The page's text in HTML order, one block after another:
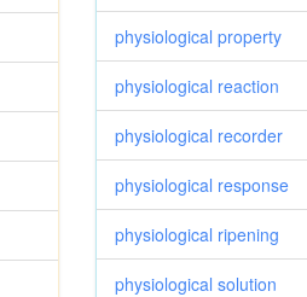
physiological property
physiological reaction
physiological recorder
physiological response
physiological ripening
physiological solution